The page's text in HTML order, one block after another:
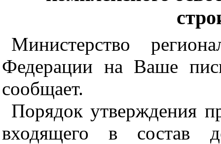
Министерство
Федерации на Ваше
сообщает.
Порядок утверждения
входящего в состав